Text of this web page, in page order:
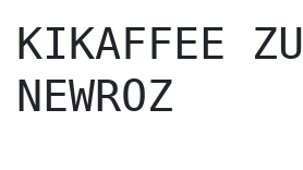
KIKAFFEE ZU
NEWROZ